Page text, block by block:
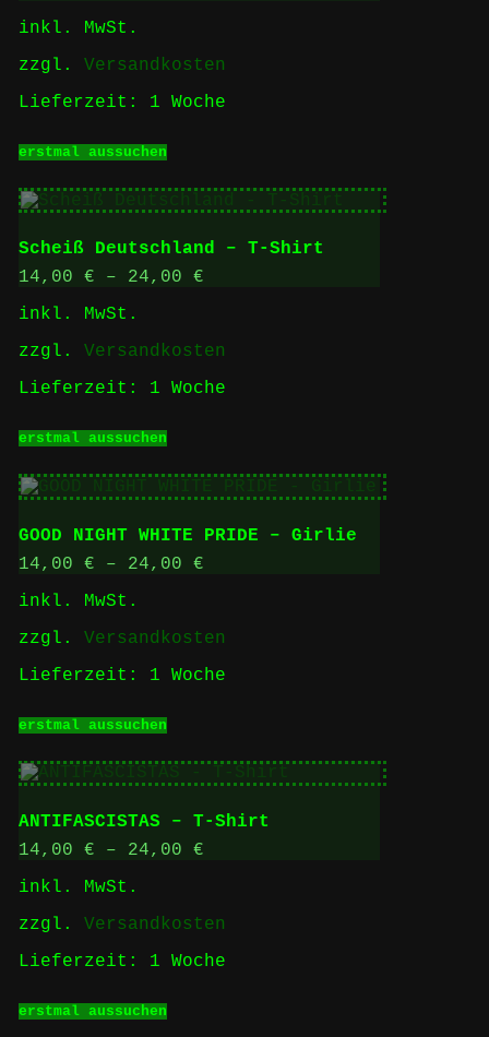
inkl. MwSt.
zzgl. Versandkosten
Lieferzeit: 1 Woche
erstmal aussuchenProdukt
mehrere
Varianten
auf.
Die
Optionen
Produktseite
werden
Scheiß Deutschland – T-Shirt
14,00 € – 24,00 €
inkl. MwSt.
zzgl. Versandkosten
Lieferzeit: 1 Woche
erstmal aussuchenProdukt
mehrere
Varianten
Die
Optionen
Produktseite
werden
GOOD NIGHT WHITE PRIDE – Girlie
14,00 € – 24,00 €
inkl. MwSt.
zzgl. Versandkosten
Lieferzeit: 1 Woche
erstmal aussuchenProdukt
mehrere
Varianten
auf.
Die
Optionen
Produktseite
werden
ANTIFASCISTAS – T-Shirt
14,00 € – 24,00 €
inkl. MwSt.
zzgl. Versandkosten
Lieferzeit: 1 Woche
erstmal aussuchenProdukt